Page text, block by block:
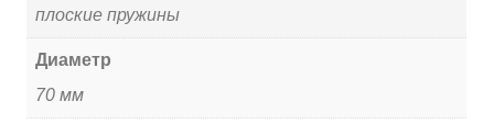
плоские пружины
Диаметр
70 мм